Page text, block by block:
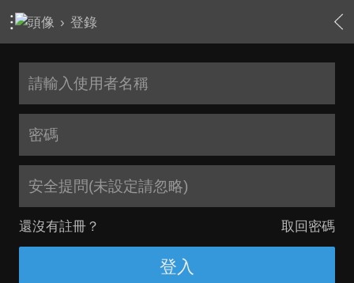
› 登錄
安全提問(未設定請忽略)
還沒有註冊？ 取回密碼
登入